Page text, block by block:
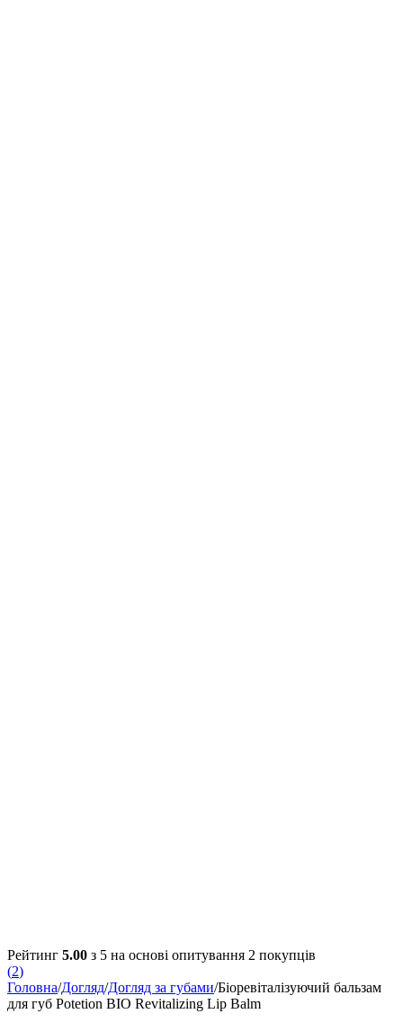
Рейтинг 5.00 з 5 на основі опитування 2 покупців
(2)
Головна/Догляд/Догляд за губами/Біоревіталізуючий бальзам
для губ Potetion BIO Revitalizing Lip Balm